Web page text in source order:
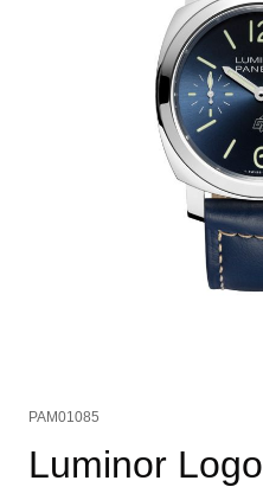
PAM01085
Luminor Logo